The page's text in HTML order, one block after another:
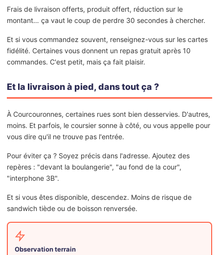
Frais de livraison offerts, produit offert, réduction sur le
montant… ça vaut le coup de perdre 30 secondes à chercher.
Et si vous commandez souvent, renseignez-vous sur les cartes
fidélité. Certaines vous donnent un repas gratuit après 10
commandes. C'est petit, mais ça fait plaisir.
Et la livraison à pied, dans tout ça ?
À Courcouronnes, certaines rues sont bien desservies. D'autres,
moins. Et parfois, le coursier sonne à côté, ou vous appelle pour
vous dire qu'il ne trouve pas l'entrée.
Pour éviter ça ? Soyez précis dans l'adresse. Ajoutez des
repères : "devant la boulangerie", "au fond de la cour",
"interphone 3B".
Et si vous êtes disponible, descendez. Moins de risque de
sandwich tiède ou de boisson renversée.
Observation terrain